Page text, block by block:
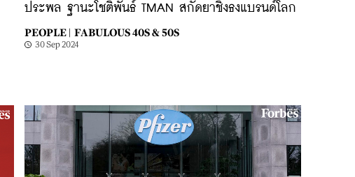
ประพล ฐานะโชติพันธ์ TMAN สกัดยาชิงธงแบรนด์โลก
PEOPLE | FABULOUS 40S & 50S
30 Sep 2024